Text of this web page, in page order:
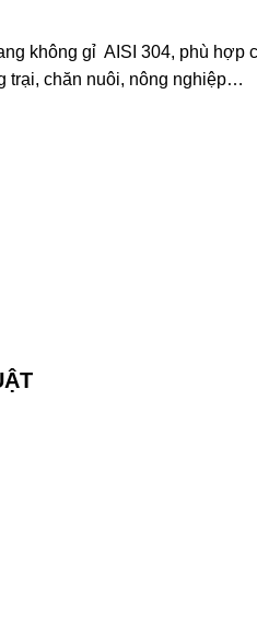
không gỉ AISI 304, phù hợp
trại, chăn nuôi, nông nghiệp…